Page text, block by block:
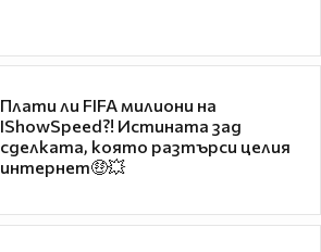
Плати ли FIFA милиони на
IShowSpeed?! Истината зад
сделката, която разтърси целия
интернет🤑💥